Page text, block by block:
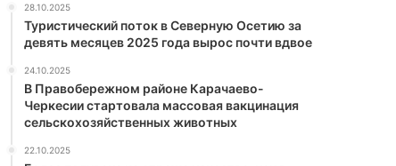
28.10.2025
Туристический поток в Северную Осетию за
девять месяцев 2025 года вырос почти вдвое
24.10.2025
В Правобережном районе Карачаево-
Черкесии стартовала массовая вакцинация
сельскохозяйственных животных
22.10.2025